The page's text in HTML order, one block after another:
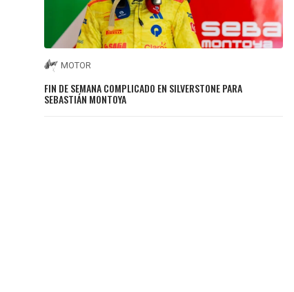
MOTOR
FIN DE SEMANA COMPLICADO EN SILVERSTONE PARA
SEBASTIÁN MONTOYA